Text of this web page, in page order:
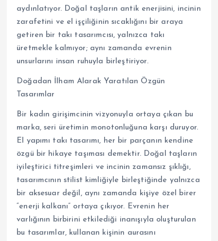
aydınlatıyor. Doğal taşların antik enerjisini, incinin
zarafetini ve el işçiliğinin sıcaklığını bir araya
getiren bir takı tasarımcısı, yalnızca takı
üretmekle kalmıyor; aynı zamanda evrenin
unsurlarını insan ruhuyla birleştiriyor.
Doğadan İlham Alarak Yaratılan Özgün
Tasarımlar
Bir kadın girişimcinin vizyonuyla ortaya çıkan bu
marka, seri üretimin monotonluğuna karşı duruyor.
El yapımı takı tasarımı, her bir parçanın kendine
özgü bir hikaye taşıması demektir. Doğal taşların
iyileştirici titreşimleri ve incinin zamansız şıklığı,
tasarımcının stilist kimliğiyle birleştiğinde yalnızca
bir aksesuar değil, aynı zamanda kişiye özel birer
“enerji kalkanı” ortaya çıkıyor. Evrenin her
varlığının birbirini etkilediği inanışıyla oluşturulan
bu tasarımlar, kullanan kişinin aurasını